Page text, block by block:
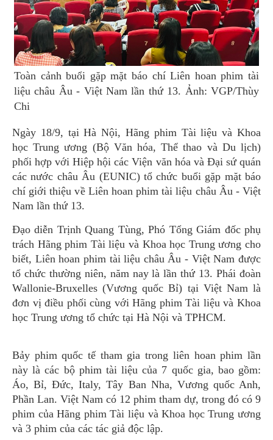
Toàn cảnh buổi gặp mặt báo chí Liên hoan phim tài
liệu châu Âu - Việt Nam lần thứ 13. Ảnh: VGP/Thùy
Chi
Ngày 18/9, tại Hà Nội, Hãng phim Tài liệu và Khoa
học Trung ương (Bộ Văn hóa, Thể thao và Du lịch)
phối hợp với Hiệp hội các Viện văn hóa và Đại sứ quán
các nước châu Âu (EUNIC) tổ chức buổi gặp mặt báo
chí giới thiệu về Liên hoan phim tài liệu châu Âu - Việt
Nam lần thứ 13.
Đạo diễn Trịnh Quang Tùng, Phó Tổng Giám đốc phụ
trách Hãng phim Tài liệu và Khoa học Trung ương cho
biết, Liên hoan phim tài liệu châu Âu - Việt Nam được
tổ chức thường niên, năm nay là lần thứ 13. Phái đoàn
Wallonie-Bruxelles (Vương quốc Bỉ) tại Việt Nam là
đơn vị điều phối cùng với Hãng phim Tài liệu và Khoa
học Trung ương tổ chức tại Hà Nội và TPHCM.
Bảy phim quốc tế tham gia trong liên hoan phim lần
này là các bộ phim tài liệu của 7 quốc gia, bao gồm:
Áo, Bỉ, Đức, Italy, Tây Ban Nha, Vương quốc Anh,
Phần Lan. Việt Nam có 12 phim tham dự, trong đó có 9
phim của Hãng phim Tài liệu và Khoa học Trung ương
và 3 phim của các tác giả độc lập.